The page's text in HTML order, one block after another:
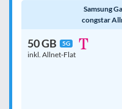
Samsung
congstar
50 GB 5G
inkl. Allnet-Flat